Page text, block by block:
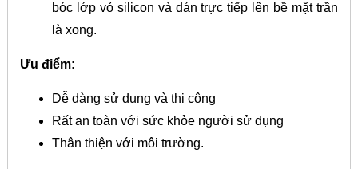
bóc lớp vỏ silicon và dán trực tiếp lên bề mặt trần
là xong.
Ưu điểm:
Dễ dàng sử dụng và thi công
Rất an toàn với sức khỏe người sử dụng
Thân thiện với môi trường.